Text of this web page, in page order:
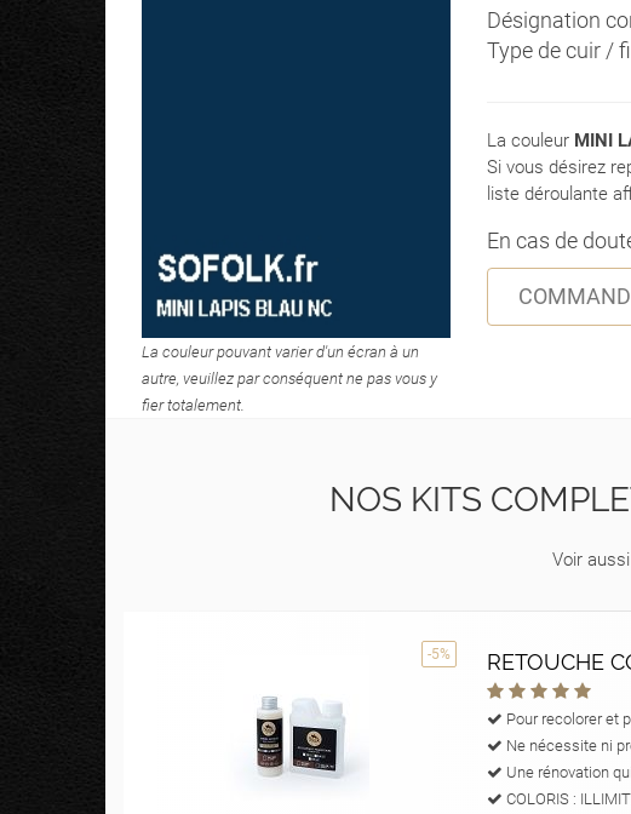
La couleur pouvant varier d'un écran à un
autre, veuillez par conséquent ne pas vous y
fier totalement.
Désignation
Type de cuir /
La couleur MINI
Si vous désirez
liste déroulante
En cas de
NOS KITS
Voir aussi
-5% RETOUCHE
Pour recolorer et
Ne nécessite ni
Une rénovation
COLORIS :